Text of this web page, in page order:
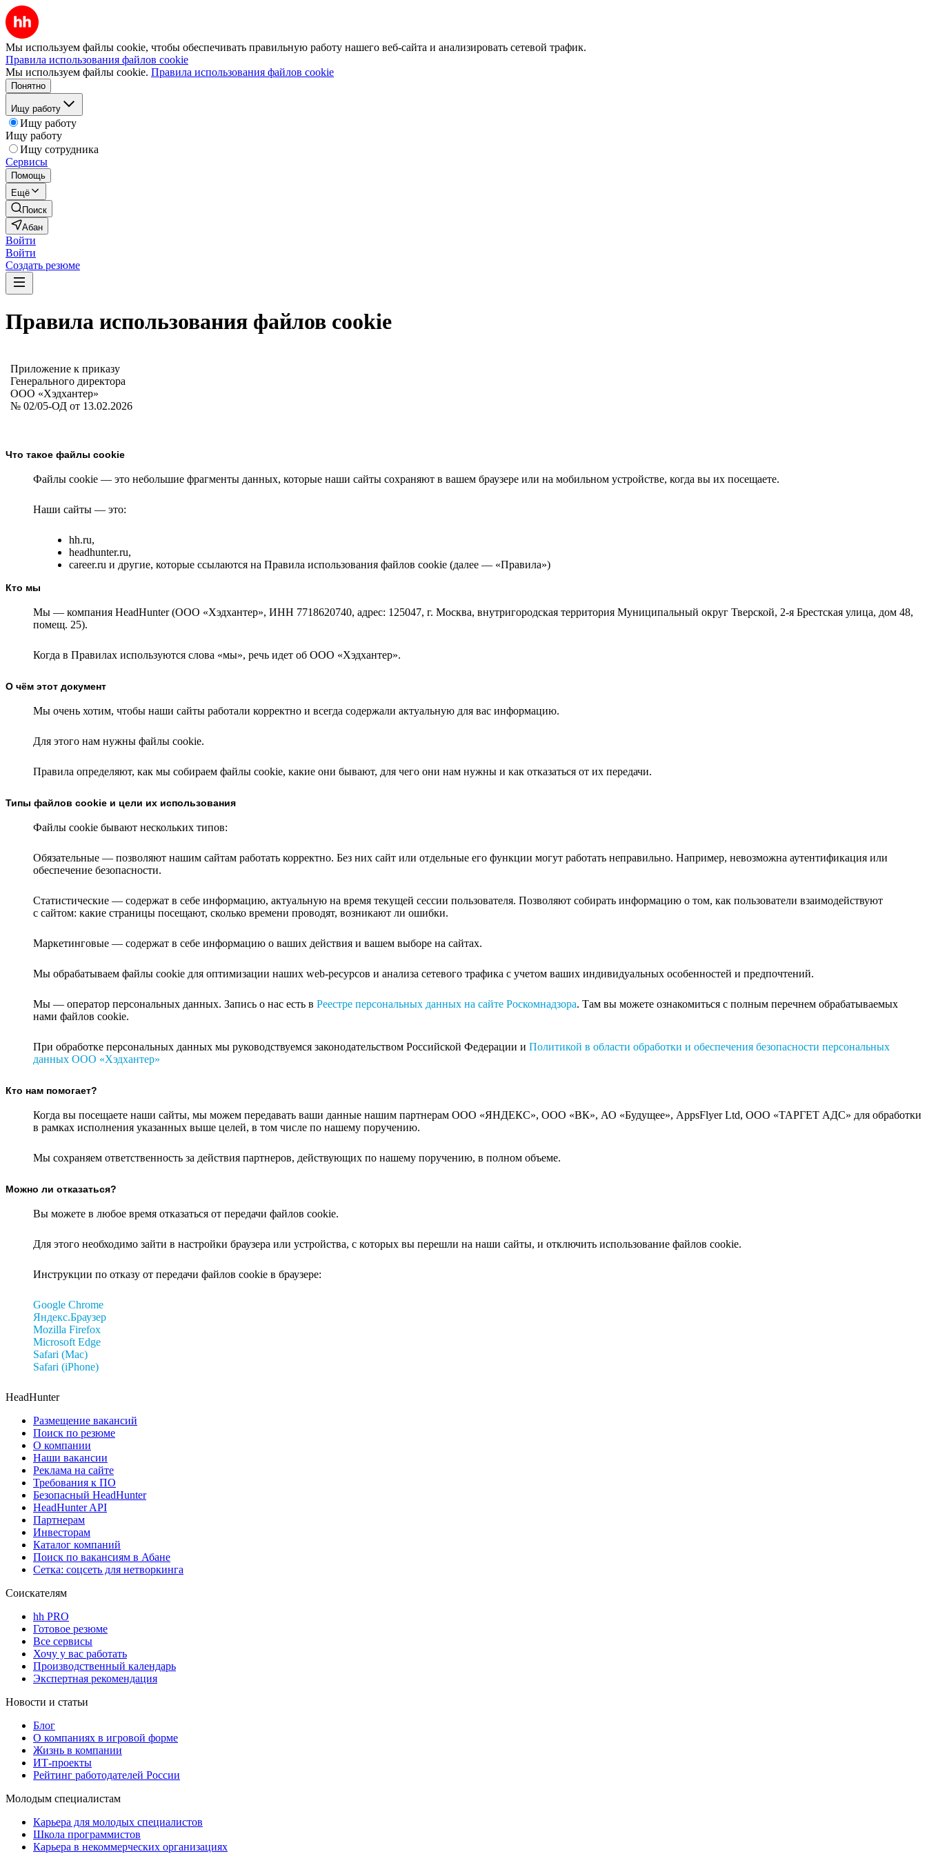
Мы используем файлы cookie, чтобы обеспечивать правильную работу нашего веб-сайта и анализировать сетевой трафик.
Правила использования файлов cookie
Мы используем файлы cookie. Правила использования файлов cookie
Понятно
Ищу работу
Ищу работу
Ищу работу
Ищу сотрудника
Сервисы
Помощь
Ещё
Поиск
Абан
Войти
Войти
Создать резюме
Правила использования файлов cookie
Приложение к приказу
Генерального директора
ООО «Хэдхантер»
№ 02/05-ОД от 13.02.2026
Что такое файлы cookie
Файлы cookie — это небольшие фрагменты данных, которые наши сайты сохраняют в вашем браузере или на мобильном устройстве, когда вы их посещаете.
Наши сайты — это:
hh.ru,
headhunter.ru,
career.ru и другие, которые ссылаются на Правила использования файлов cookie (далее — «Правила»)
Кто мы
Мы — компания HeadHunter (ООО «Хэдхантер», ИНН 7718620740, адрес: 125047, г. Москва, внутригородская территория Муниципальный округ Тверской, 2-я Брестская улица, дом 48,
помещ. 25).
Когда в Правилах используются слова «мы», речь идет об ООО «Хэдхантер».
О чём этот документ
Мы очень хотим, чтобы наши сайты работали корректно и всегда содержали актуальную для вас информацию.
Для этого нам нужны файлы cookie.
Правила определяют, как мы собираем файлы cookie, какие они бывают, для чего они нам нужны и как отказаться от их передачи.
Типы файлов cookie и цели их использования
Файлы cookie бывают нескольких типов:
Обязательные — позволяют нашим сайтам работать корректно. Без них сайт или отдельные его функции могут работать неправильно. Например, невозможна аутентификация или
обеспечение безопасности.
Статистические — содержат в себе информацию, актуальную на время текущей сессии пользователя. Позволяют собирать информацию о том, как пользователи взаимодействуют
с сайтом: какие страницы посещают, сколько времени проводят, возникают ли ошибки.
Маркетинговые — содержат в себе информацию о ваших действия и вашем выборе на сайтах.
Мы обрабатываем файлы cookie для оптимизации наших web-ресурсов и анализа сетевого трафика с учетом ваших индивидуальных особенностей и предпочтений.
Мы — оператор персональных данных. Запись о нас есть в Реестре персональных данных на сайте Роскомнадзора. Там вы можете ознакомиться с полным перечнем обрабатываемых
нами файлов cookie.
При обработке персональных данных мы руководствуемся законодательством Российской Федерации и Политикой в области обработки и обеспечения безопасности персональных
данных ООО «Хэдхантер»
Кто нам помогает?
Когда вы посещаете наши сайты, мы можем передавать ваши данные нашим партнерам ООО «ЯНДЕКС», ООО «ВК», АО «Будущее», AppsFlyer Ltd, ООО «ТАРГЕТ АДС» для обработки
в рамках исполнения указанных выше целей, в том числе по нашему поручению.
Мы сохраняем ответственность за действия партнеров, действующих по нашему поручению, в полном объеме.
Можно ли отказаться?
Вы можете в любое время отказаться от передачи файлов cookie.
Для этого необходимо зайти в настройки браузера или устройства, с которых вы перешли на наши сайты, и отключить использование файлов cookie.
Инструкции по отказу от передачи файлов cookie в браузере:
Google Chrome
Яндекс.Браузер
Mozilla Firefox
Microsoft Edge
Safari (Mac)
Safari (iPhone)
HeadHunter
Размещение вакансий
Поиск по резюме
О компании
Наши вакансии
Реклама на сайте
Требования к ПО
Безопасный HeadHunter
HeadHunter API
Партнерам
Инвесторам
Каталог компаний
Поиск по вакансиям в Абане
Сетка: соцсеть для нетворкинга
Соискателям
hh PRO
Готовое резюме
Все сервисы
Хочу у вас работать
Производственный календарь
Экспертная рекомендация
Новости и статьи
Блог
О компаниях в игровой форме
Жизнь в компании
ИТ-проекты
Рейтинг работодателей России
Молодым специалистам
Карьера для молодых специалистов
Школа программистов
Карьера в некоммерческих организациях